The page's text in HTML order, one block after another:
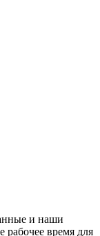
и наши
время для